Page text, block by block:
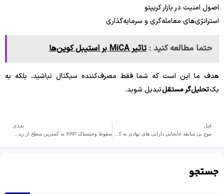
اصول امنیت در بازار کریپتو
استراتژی‌های معامله‌گری و سرمایه‌گذاری
حتما مطالعه کنید : تاثیر MiCA بر استیبل کوین‌ها
هدف ما این است که شما فقط مصرف‌کننده سیگنال نباشید، بلکه به
یکتحلیل‌گر مستقلتبدیل شوید.
قبل بعدی
جستجو